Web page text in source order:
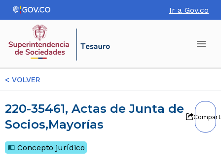
Ir a Gov.co
< VOLVER
220-35461, Actas de Junta de
Socios,Mayorías
Concepto jurídico